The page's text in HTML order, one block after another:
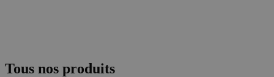
Tous nos produits